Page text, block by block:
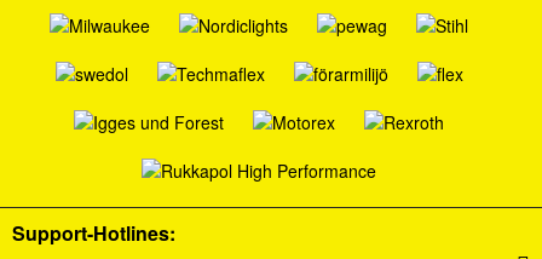
Support-Hotlines: